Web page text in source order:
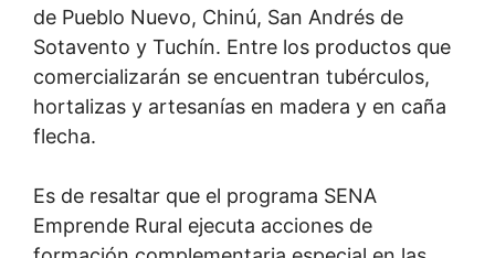
de Pueblo Nuevo, Chinú, San Andrés de
Sotavento y Tuchín. Entre los productos que
comercializarán se encuentran tubérculos,
hortalizas y artesanías en madera y en caña
flecha.
Es de resaltar que el programa SENA
Emprende Rural ejecuta acciones de